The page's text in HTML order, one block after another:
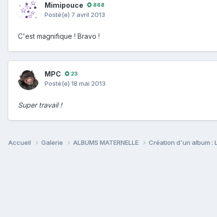
Mimipouce 868
Posté(e) 7 avril 2013
C'est magnifique ! Bravo !
MPC 23
Posté(e) 18 mai 2013
Super travail !
Accueil Galerie ALBUMS MATERNELLE Création d'un album :